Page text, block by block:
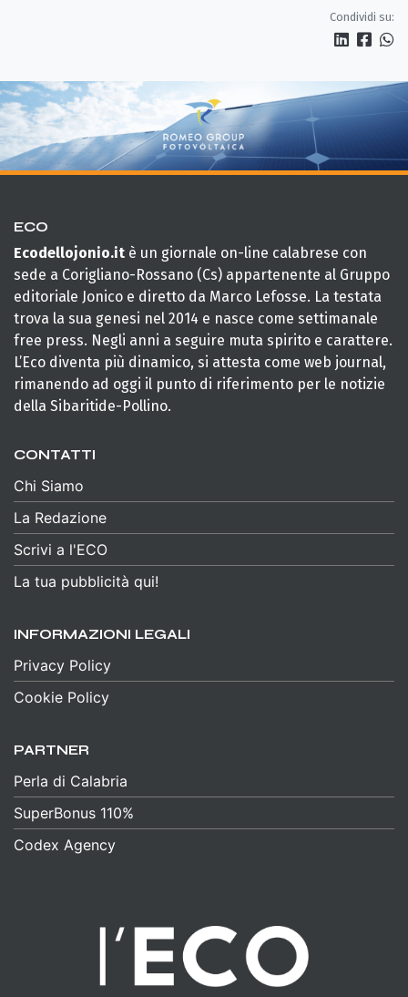
Condividi su:
ECO
Ecodellojonio.it è un giornale on-line calabrese con
sede a Corigliano-Rossano (Cs) appartenente al Gruppo
editoriale Jonico e diretto da Marco Lefosse. La testata
trova la sua genesi nel 2014 e nasce come settimanale
free press. Negli anni a seguire muta spirito e carattere.
L’Eco diventa più dinamico, si attesta come web journal,
rimanendo ad oggi il punto di riferimento per le notizie
della Sibaritide-Pollino.
CONTATTI
Chi Siamo
La Redazione
Scrivi a l'ECO
La tua pubblicità qui!
INFORMAZIONI LEGALI
Privacy Policy
Cookie Policy
PARTNER
Perla di Calabria
SuperBonus 110%
Codex Agency